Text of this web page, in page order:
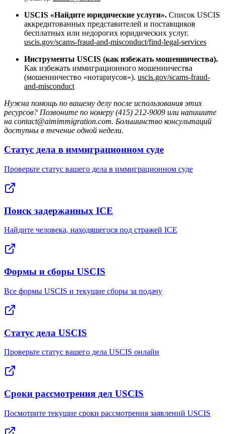
USCIS «Найдите юридические услуги». Список USCIS
аккредитованных представителей и поставщиков
бесплатных или недорогих юридических услуг.
uscis.gov/scams-fraud-and-misconduct/find-legal-services
Инструменты USCIS (как избежать мошенничества).
Как избежать иммиграционного мошенничества
(мошенничество «нотариусов»). uscis.gov/scams-fraud-
and-misconduct
Нужна помощь по вашему делу после использования этих
ресурсов? Позвоните по номеру (415) 212-9009 или напишите
на contact@aimimmigration.com. Большинство консультаций
доступны в течение одной недели.
Статус дела в иммиграционном суде
Проверьте статус вашего дела в иммиграционном суде
Поиск задержанных ICE
Найдите человека, находящегося под стражей ICE
Формы и сборы USCIS
Все формы USCIS и текущие сборы за подачу
Статус дела USCIS
Проверьте статус вашего дела USCIS онлайн
Сроки рассмотрения дел USCIS
Посмотрите текущие сроки рассмотрения заявлений USCIS